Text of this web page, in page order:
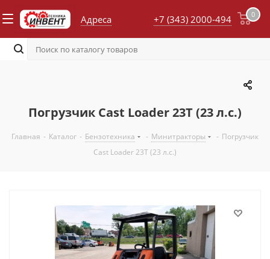
Адреса 0
+7 (343) 2000-494
Погрузчик Cast Loader 23T (23 л.с.)
Главная - Каталог - Бензотехника - Минитракторы - Погрузчик
Cast Loader 23T (23 л.с.)